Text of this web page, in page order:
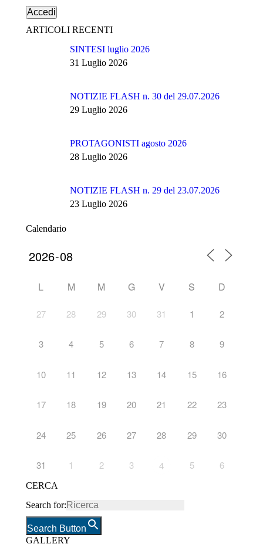
ARTICOLI RECENTI
SINTESI luglio 2026
31 Luglio 2026
NOTIZIE FLASH n. 30 del 29.07.2026
29 Luglio 2026
PROTAGONISTI agosto 2026
28 Luglio 2026
NOTIZIE FLASH n. 29 del 23.07.2026
23 Luglio 2026
Calendario
L M M G V S D
27 28 29 30 31 1 2
3 4 5 6 7 8 9
10 11 12 13 14 15 16
17 18 19 20 21 22 23
24 25 26 27 28 29 30
31 1 2 3 4 5 6
CERCA
Search for:
Search Button
GALLERY